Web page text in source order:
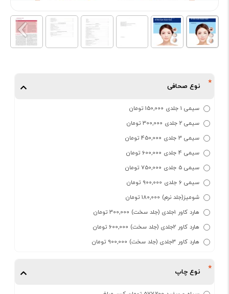
نوع صحافی
سیمی 1 جلدی 150,000 تومان
سیمی 2 جلدی 300,000 تومان
سیمی 3 جلدی 450,000 تومان
سیمی 4 جلدی 600,000 تومان
سیمی 5 جلدی 750,000 تومان
سیمی 6 جلدی 900,000 تومان
شومیز(جلد نرم) 180,000 تومان
هارد کاور 1جلدی (جلد سخت) 300,000 تومان
هارد کاور 2جلدی (جلد سخت) 600,000 تومان
هارد کاور 3جلدی (جلد سخت) 900,000 تومان
نوع چاپ